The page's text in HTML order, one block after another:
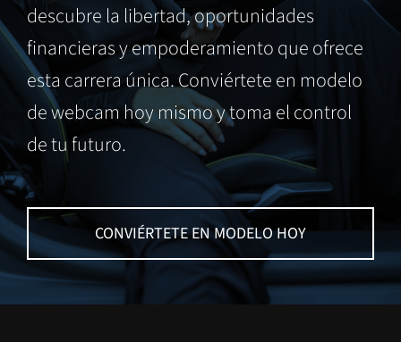
descubre la libertad, oportunidades
financieras y empoderamiento que ofrece
esta carrera única. Conviértete en modelo
de webcam hoy mismo y toma el control
de tu futuro.
CONVIÉRTETE EN MODELO HOY